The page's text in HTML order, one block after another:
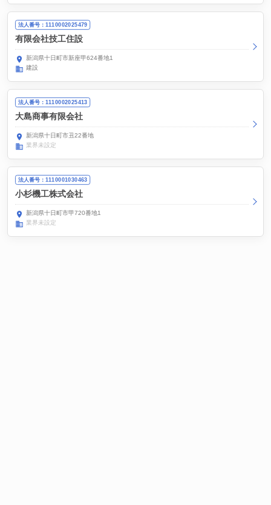
法人番号：1110002025479
有限会社技工住設
新潟県十日町市新座甲624番地1
建設
法人番号：1110002025413
大島商事有限会社
新潟県十日町市丑22番地
業界未設定
法人番号：1110001030463
小杉機工株式会社
新潟県十日町市甲720番地1
業界未設定